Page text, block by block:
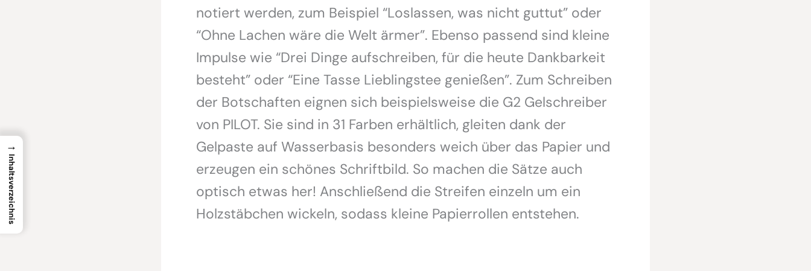
notiert werden, zum Beispiel “Loslassen, was nicht guttut” oder
“Ohne Lachen wäre die Welt ärmer”. Ebenso passend sind kleine
Impulse wie “Drei Dinge aufschreiben, für die heute Dankbarkeit
besteht” oder “Eine Tasse Lieblingstee genießen”. Zum Schreiben
der Botschaften eignen sich beispielsweise die G2 Gelschreiber
von PILOT. Sie sind in 31 Farben erhältlich, gleiten dank der
Gelpaste auf Wasserbasis besonders weich über das Papier und
erzeugen ein schönes Schriftbild. So machen die Sätze auch
optisch etwas her! Anschließend die Streifen einzeln um ein
Holzstäbchen wickeln, sodass kleine Papierrollen entstehen.
→
Inhaltsverzeichnis